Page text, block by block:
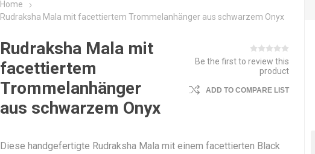
Home
Rudraksha Mala mit facettiertem Trommelanhänger aus schwarzem Onyx
Rudraksha Mala mit
facettiertem
Trommelanhänger
aus schwarzem Onyx
Be the first to review this
product
ADD TO COMPARE LIST
Diese handgefertigte Rudraksha Mala mit einem facettierten Black